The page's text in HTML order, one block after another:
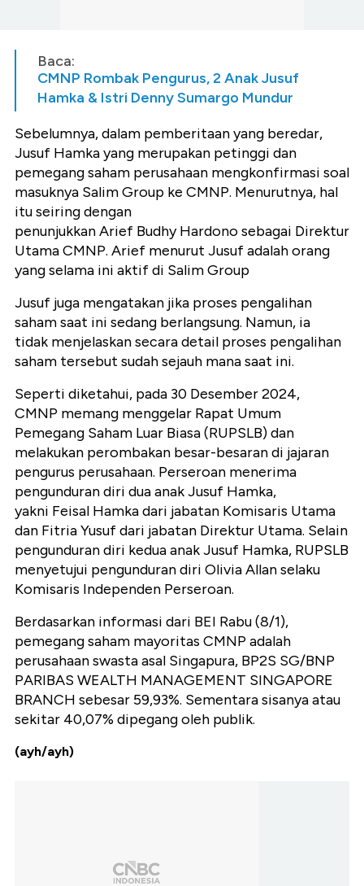
Baca:
CMNP Rombak Pengurus, 2 Anak Jusuf
Hamka & Istri Denny Sumargo Mundur
Sebelumnya, dalam pemberitaan yang beredar,
Jusuf Hamka yang merupakan petinggi dan
pemegang saham perusahaan mengkonfirmasi soal
masuknya Salim Group ke CMNP. Menurutnya, hal
itu seiring dengan
penunjukkan Arief Budhy Hardono sebagai Direktur
Utama CMNP. Arief menurut Jusuf adalah orang
yang selama ini aktif di Salim Group
Jusuf juga mengatakan jika proses pengalihan
saham saat ini sedang berlangsung. Namun, ia
tidak menjelaskan secara detail proses pengalihan
saham tersebut sudah sejauh mana saat ini.
Seperti diketahui, pada 30 Desember 2024,
CMNP memang menggelar Rapat Umum
Pemegang Saham Luar Biasa (RUPSLB) dan
melakukan perombakan besar-besaran di jajaran
pengurus perusahaan. Perseroan menerima
pengunduran diri dua anak Jusuf Hamka,
yakni Feisal Hamka dari jabatan Komisaris Utama
dan Fitria Yusuf dari jabatan Direktur Utama. Selain
pengunduran diri kedua anak Jusuf Hamka, RUPSLB
menyetujui pengunduran diri Olivia Allan selaku
Komisaris Independen Perseroan.
Berdasarkan informasi dari BEI Rabu (8/1),
pemegang saham mayoritas CMNP adalah
perusahaan swasta asal Singapura, BP2S SG/BNP
PARIBAS WEALTH MANAGEMENT SINGAPORE
BRANCH sebesar 59,93%. Sementara sisanya atau
sekitar 40,07% dipegang oleh publik.
(ayh/ayh)